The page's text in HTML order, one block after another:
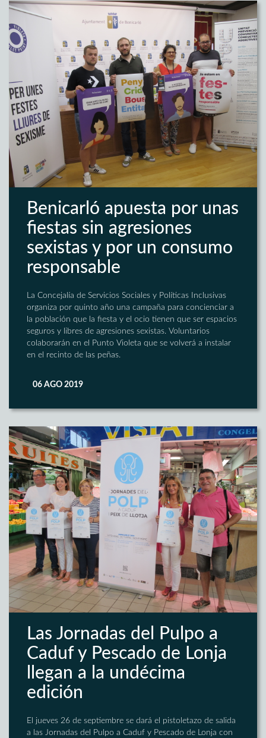
Benicarló apuesta por unas
fiestas sin agresiones
sexistas y por un consumo
responsable
La Concejalía de Servicios Sociales y Políticas Inclusivas
organiza por quinto año una campaña para concienciar a
la población que la fiesta y el ocio tienen que ser espacios
seguros y libres de agresiones sexistas. Voluntarios
colaborarán en el Punto Violeta que se volverá a instalar
en el recinto de las peñas.
06 AGO 2019
Las Jornadas del Pulpo a
Caduf y Pescado de Lonja
llegan a la undécima
edición
El jueves 26 de septiembre se dará el pistoletazo de salida
a las Jornadas del Pulpo a Caduf y Pescado de Lonja con